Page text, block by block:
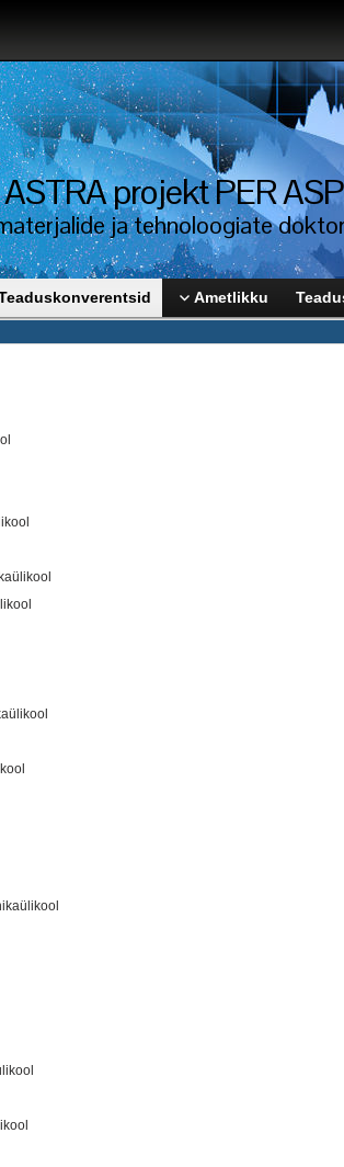
projekt PER
ja tehnoloogiate
Ametlikku